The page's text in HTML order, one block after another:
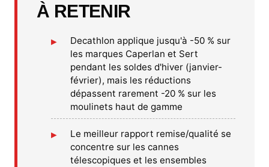
À RETENIR
Decathlon applique jusqu'à -50 % sur
les marques Caperlan et Sert
pendant les soldes d'hiver (janvier-
février), mais les réductions
dépassent rarement -20 % sur les
moulinets haut de gamme
Le meilleur rapport remise/qualité se
concentre sur les cannes
télescopiques et les ensembles